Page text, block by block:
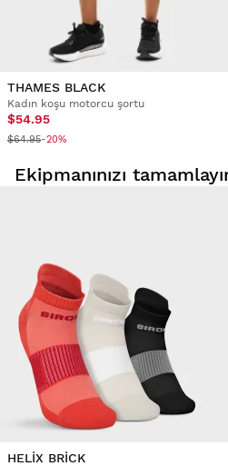
THAMES BLACK
Kadın koşu motorcu şortu
$54.95
$64.95-20%
Ekipmanınızı
HELIX BRICK